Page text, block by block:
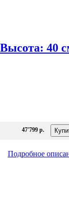
40
47'799 р.
Подробное